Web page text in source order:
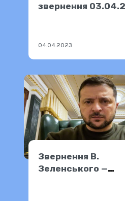
звернення
04.04.2023
Звернення В.
Зеленського —